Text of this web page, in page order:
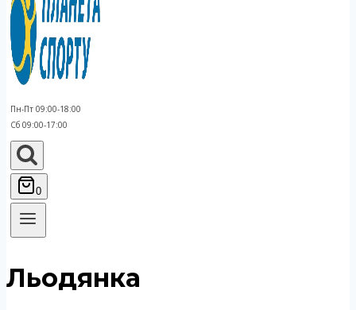
Пн-Пт 09:00-18:00
Сб 09:00-17:00
0
Льодянка